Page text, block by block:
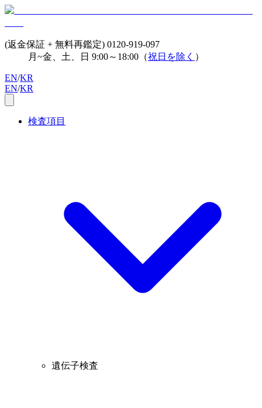
(返金保証 + 無料再鑑定) 0120-919-097
月~金、土、日 9:00～18:00（祝日を除く ）
EN/KR
EN/KR
検査項目
遺伝子検査